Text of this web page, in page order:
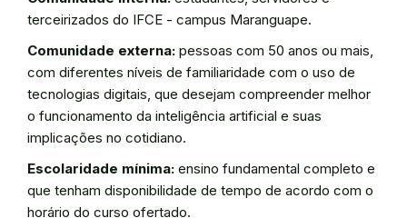
terceirizados do IFCE - campus Maranguape.
Comunidade externa: pessoas com 50 anos ou mais,
com diferentes níveis de familiaridade com o uso de
tecnologias digitais, que desejam compreender melhor
o funcionamento da inteligência artificial e suas
implicações no cotidiano.
Escolaridade mínima: ensino fundamental completo e
que tenham disponibilidade de tempo de acordo com o
horário do curso ofertado.